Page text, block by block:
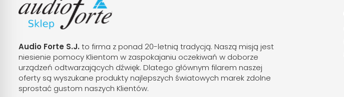
Audio Forte S.J. to firma z ponad 20-letnią tradycją. Naszą misją jest
niesienie pomocy Klientom w zaspokajaniu oczekiwań w doborze
urządzeń odtwarzających dźwięk. Dlatego głównym filarem naszej
oferty są wyszukane produkty najlepszych światowych marek zdolne
sprostać gustom naszych Klientów.